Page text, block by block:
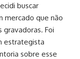
buscar
mercado que não
Foi
estrategista
sobre esse